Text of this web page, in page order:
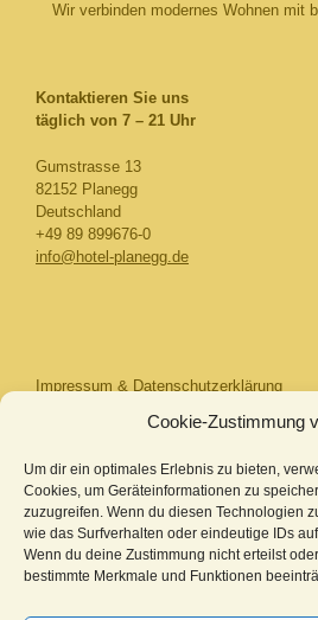
Cookie-Zustimmung
Um dir ein optimales Erlebnis zu bieten,
Cookies, um Geräteinformationen zu
zuzugreifen. Wenn du diesen Technologien
wie das Surfverhalten oder eindeutige IDs
Wenn du deine Zustimmung nicht erteilst
bestimmte Merkmale und Funktionen
Wir verbinden modernes Wohnen mit
Kontaktieren Sie uns​
täglich von 7 – 21 Uhr
Gumstrasse 13
82152 Planegg
Deutschland
+49 89 899676-0
info@hotel-planegg.de
Impressum & Datenschutzerklärung
Imprint & Disclaimer
Cookie-Richtlinie (EU)
– Hotel Asemann in Planegg – Perfekte